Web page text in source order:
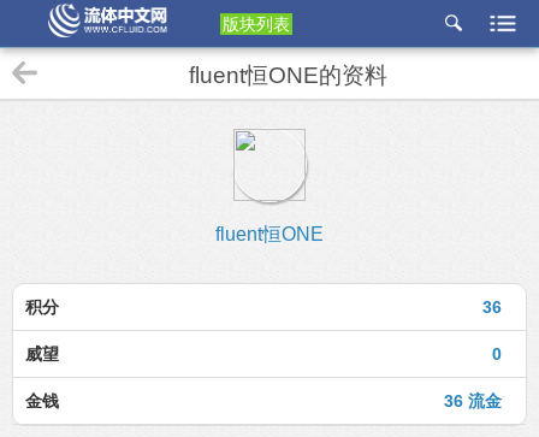
版块列表
etu
fluent恒ONE的资料
fluent恒ONE
36
积分
0
威望
36 流金
金钱